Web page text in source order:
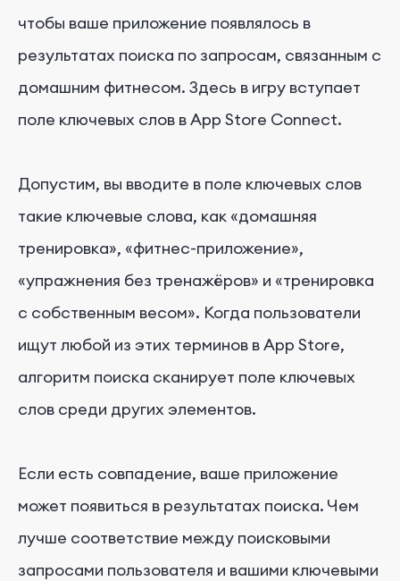
чтобы ваше приложение появлялось в
результатах поиска по запросам, связанным с
домашним фитнесом. Здесь в игру вступает
поле ключевых слов в App Store Connect.
Допустим, вы вводите в поле ключевых слов
такие ключевые слова, как «домашняя
тренировка», «фитнес-приложение»,
«упражнения без тренажёров» и «тренировка
с собственным весом». Когда пользователи
ищут любой из этих терминов в App Store,
алгоритм поиска сканирует поле ключевых
слов среди других элементов.
Если есть совпадение, ваше приложение
может появиться в результатах поиска. Чем
лучше соответствие между поисковыми
запросами пользователя и вашими ключевыми